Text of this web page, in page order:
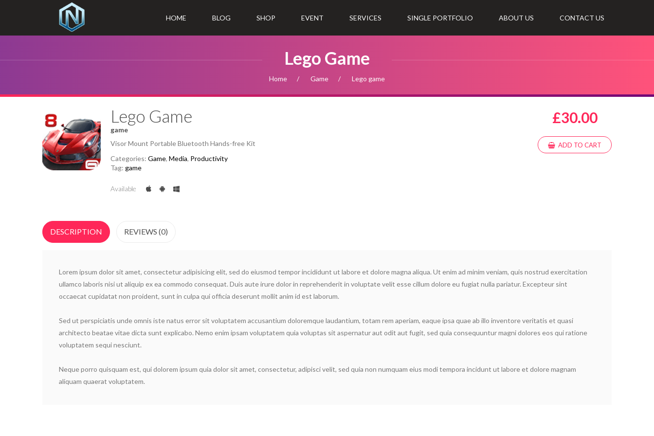
HOME BLOG SHOP EVENT SERVICES SINGLE PORTFOLIO ABOUT US CONTACT US
Lego Game
Home Game Lego game
Lego Game
game
Visor Mount Portable Bluetooth Hands-free Kit
Categories: Game, Media, Productivity
Tag: game
Available
£30.00
ADD TO CART
DESCRIPTION REVIEWS (0)
Lorem ipsum dolor sit amet, consectetur adipisicing elit, sed do eiusmod tempor incididunt ut labore et dolore magna aliqua. Ut enim ad minim veniam, quis nostrud exercitation
ullamco laboris nisi ut aliquip ex ea commodo consequat. Duis aute irure dolor in reprehenderit in voluptate velit esse cillum dolore eu fugiat nulla pariatur. Excepteur sint
occaecat cupidatat non proident, sunt in culpa qui officia deserunt mollit anim id est laborum.
Sed ut perspiciatis unde omnis iste natus error sit voluptatem accusantium doloremque laudantium, totam rem aperiam, eaque ipsa quae ab illo inventore veritatis et quasi
architecto beatae vitae dicta sunt explicabo. Nemo enim ipsam voluptatem quia voluptas sit aspernatur aut odit aut fugit, sed quia consequuntur magni dolores eos qui ratione
voluptatem sequi nesciunt.
Neque porro quisquam est, qui dolorem ipsum quia dolor sit amet, consectetur, adipisci velit, sed quia non numquam eius modi tempora incidunt ut labore et dolore magnam
aliquam quaerat voluptatem.